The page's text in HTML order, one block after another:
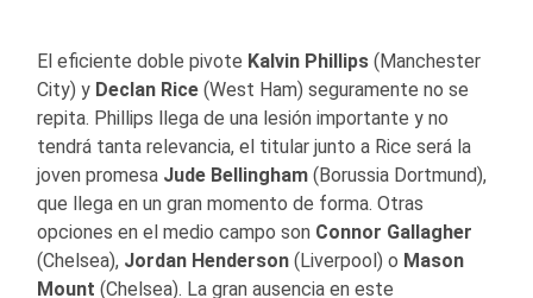
El eficiente doble pivote Kalvin Phillips (Manchester
City) y Declan Rice (West Ham) seguramente no se
repita. Phillips llega de una lesión importante y no
tendrá tanta relevancia, el titular junto a Rice será la
joven promesa Jude Bellingham (Borussia Dortmund),
que llega en un gran momento de forma. Otras
opciones en el medio campo son Connor Gallagher
(Chelsea), Jordan Henderson (Liverpool) o Mason
Mount (Chelsea). La gran ausencia en este